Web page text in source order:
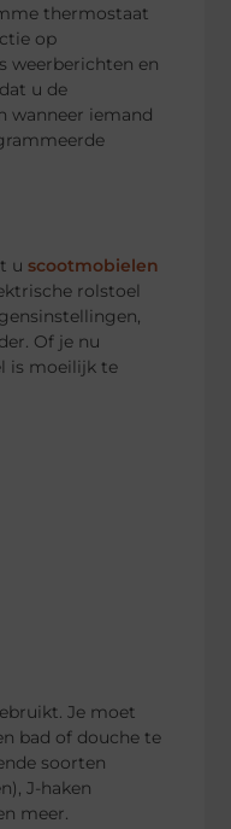
thermostaat
op
weerberichten en
u de
wanneer iemand
u scootmobielen
rolstoel
Of je nu
is moeilijk te
Je moet
bad of douche te
soorten
J-haken
meer.